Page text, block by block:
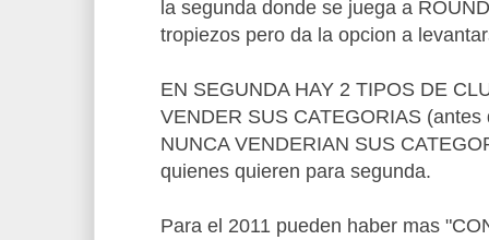
la segunda donde se juega a
tropiezos pero da la opcion a
EN SEGUNDA HAY 2 TIPOS DE
VENDER SUS CATEGORIAS
NUNCA VENDERIAN SUS
quienes quieren para segunda.
Para el 2011 pueden haber mas